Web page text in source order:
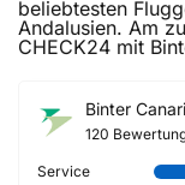
beliebtesten
Andalusien. Am
CHECK24 mit
Binter
120
Service